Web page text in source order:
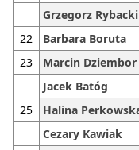
Grzegorz Rybacki
22
Barbara Boruta
23
Marcin Dziembor
Jacek Batóg
25
Halina
Cezary Kawiak